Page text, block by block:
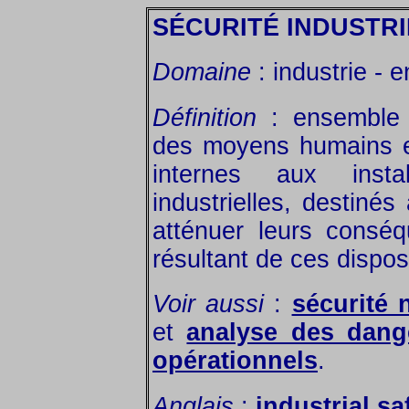
SÉCURITÉ
Domaine : industrie -
Définition : ensemble
des moyens humains
internes aux
industrielles,
atténuer leurs
résultant de ces
Voir aussi: sécurité
etanalyse des
opérationnels.